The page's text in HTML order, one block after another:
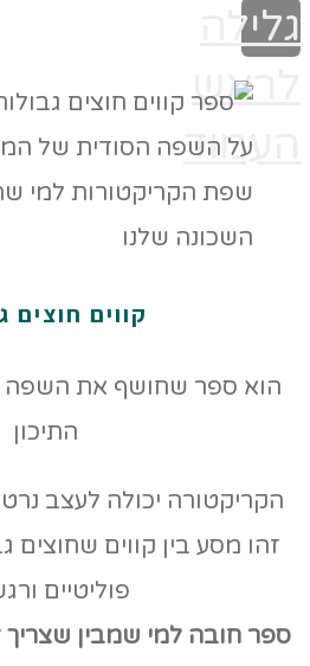
גלילה
לראש
העמוד
קווים חוצים
הוא ספר שחושף את השפה
התיכון
הקריקטורה יכולה לעצב
זהו מסע בין קווים שחוצים
פוליטיים
ספר חובה למי שמבין